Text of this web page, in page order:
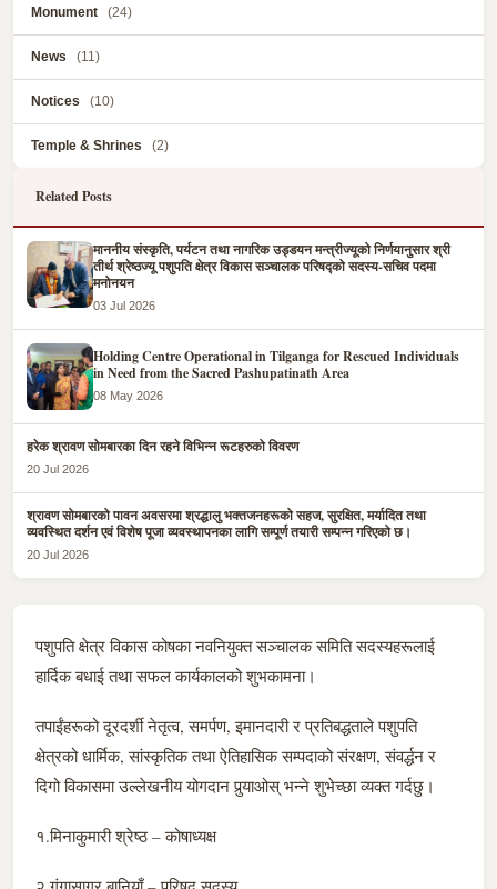
पशुपति क्षेत्र विकास कोषका नवनियुक्त सञ्चालक समिति सदस्यहरूलाई
हार्दिक बधाई तथा सफल कार्यकालको शुभकामना।
तपाईंहरूको दूरदर्शी नेतृत्व, समर्पण, इमानदारी र प्रतिबद्धताले पशुपति
क्षेत्रको धार्मिक, सांस्कृतिक तथा ऐतिहासिक सम्पदाको संरक्षण, संवर्द्धन र
दिगो विकासमा उल्लेखनीय योगदान पुर्‍याओस् भन्ने शुभेच्छा व्यक्त गर्दछु।
१.मिनाकुमारी श्रेष्ठ – कोषाध्यक्ष
Monument (24)
News (11)
Notices (10)
Temple & Shrines (2)
Related Posts
माननीय संस्कृति, पर्यटन तथा नागरिक उड्डयन मन्त्रीज्यूको निर्णयानुसार श्री
तीर्थ श्रेष्ठज्यू पशुपति क्षेत्र विकास सञ्चालक परिषद्को सदस्य-सचिव पदमा
मनोनयन
03 Jul 2026
Holding Centre Operational in Tilganga for Rescued Individuals
in Need from the Sacred Pashupatinath Area
08 May 2026
हरेक श्रावण सोमबारका दिन रहने विभिन्न रूटहरुको विवरण
20 Jul 2026
श्रावण सोमबारको पावन अवसरमा श्रद्धालु भक्तजनहरूको सहज, सुरक्षित, मर्यादित तथा
व्यवस्थित दर्शन एवं विशेष पूजा व्यवस्थापनका लागि सम्पूर्ण तयारी सम्पन्न गरिएको छ।
20 Jul 2026